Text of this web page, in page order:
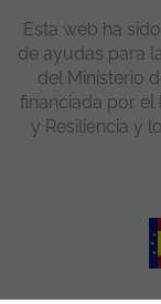
Esta web ha
de ayudas para
del Ministerio
financiada por el
y Resiliencia y